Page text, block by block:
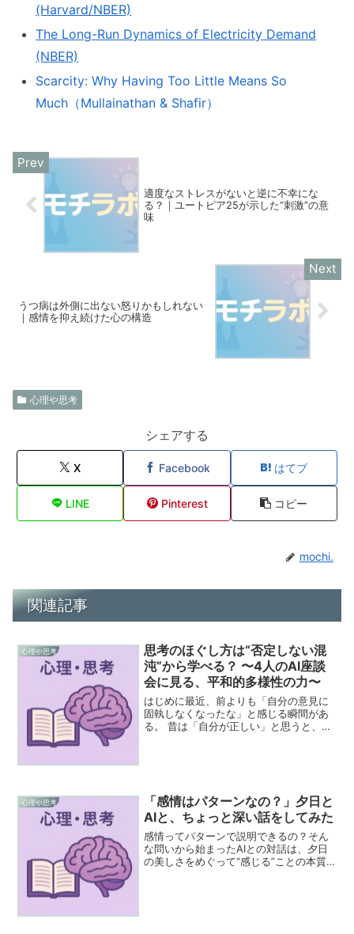
(Harvard/NBER)
The Long-Run Dynamics of Electricity Demand
(NBER)
Scarcity: Why Having Too Little Means So
Much（Mullainathan & Shafir）
適度なストレスがないと逆に不幸にな
る？｜ユートピア25が示した“刺激”の意
味
うつ病は外側に出ない怒りかもしれない
｜感情を抑え続けた心の構造
心理や思考
シェアする
X Facebook はてブ
LINE Pinterest コピー
mochi.
関連記事
心理や思考
思考のほぐし方は“否定しない混
沌”から学べる？ 〜4人のAI座談
会に見る、平和的多様性の力〜
はじめに最近、前よりも「自分の意見に
固執しなくなったな」と感じる瞬間があ
る。 昔は「自分が正しい」と思うと、つ
心理や思考
「感情はパターンなの？」夕日と
AIと、ちょっと深い話をしてみた
感情ってパターンで説明できるの？そん
な問いから始まったAIとの対話は、夕日
の美しさをめぐって“感じる”ことの本質